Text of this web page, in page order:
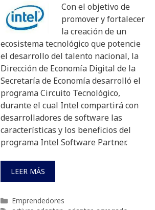
Con el objetivo de
promover y fortalecer
la creación de un
ecosistema tecnológico que potencie
el desarrollo del talento nacional, la
Dirección de Economía Digital de la
Secretaría de Economía desarrolló el
programa Circuito Tecnológico,
durante el cual Intel compartirá con
desarrolladores de software las
características y los beneficios del
programa Intel Software Partner.
LEER MÁS
Categorías
Emprendedores